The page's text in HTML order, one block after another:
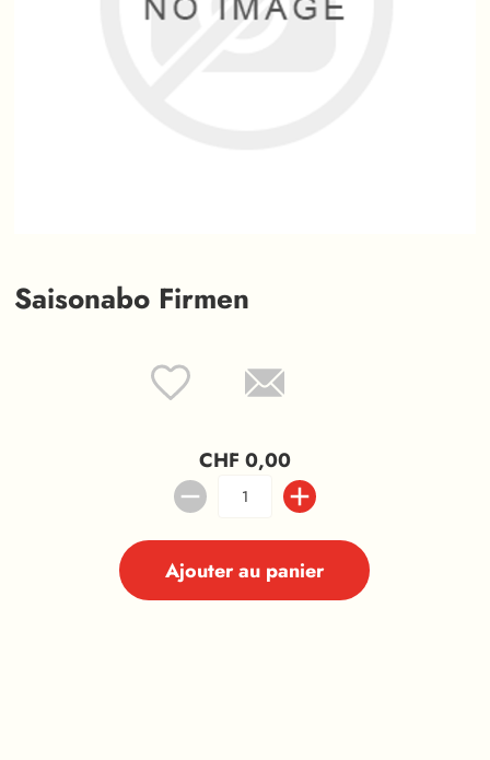
Saisonabo Firmen
CHF 0,00
Ajouter au panier